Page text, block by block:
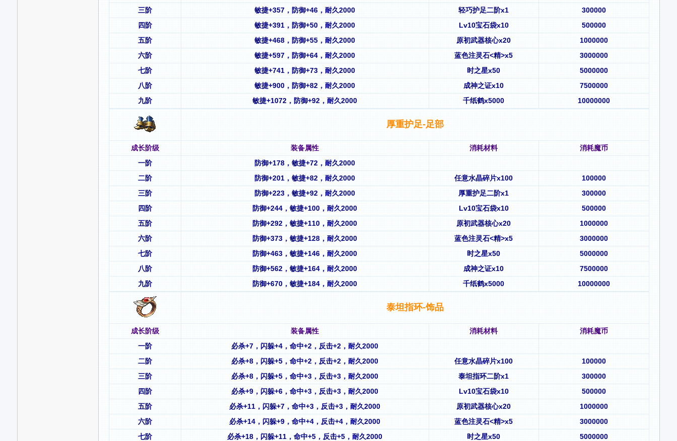
三阶
敏捷+357，防御+46，耐久2000 轻巧护足二阶x1
300000
四阶
敏捷+391，防御+50，耐久2000 Lv10宝石袋x10
500000
五阶
敏捷+468，防御+55，耐久2000 原初武器核心x20
1000000
六阶
敏捷+597，防御+64，耐久2000 蓝色注灵石<精>x5
3000000
七阶
敏捷+741，防御+73，耐久2000 时之星x50
5000000
八阶
敏捷+900，防御+82，耐久2000 成神之证x10
7500000
九阶
敏捷+1072，防御+92，耐久2000 千纸鹤x5000 10000000
厚重护足-足部
成长阶级 装备属性 消耗材料
消耗魔币
一阶
防御+178，敏捷+72，耐久2000
二阶
防御+201，敏捷+82，耐久2000 任意水晶碎片x100
100000
三阶
防御+223，敏捷+92，耐久2000 厚重护足二阶x1
300000
四阶
防御+244，敏捷+100，耐久2000 Lv10宝石袋x10
500000
五阶
防御+292，敏捷+110，耐久2000 原初武器核心x20
1000000
六阶
防御+373，敏捷+128，耐久2000 蓝色注灵石<精>x5
3000000
七阶
防御+463，敏捷+146，耐久2000 时之星x50
5000000
八阶
防御+562，敏捷+164，耐久2000 成神之证x10
7500000
九阶
防御+670，敏捷+184，耐久2000 千纸鹤x5000 10000000
泰坦指环-饰品
成长阶级 装备属性 消耗材料
消耗魔币
一阶
必杀+7，闪躲+4，命中+2，反击+2，耐久2000
二阶
必杀+8，闪躲+5，命中+2，反击+2，耐久2000 任意水晶碎片x100
100000
三阶
必杀+8，闪躲+5，命中+3，反击+3，耐久2000 泰坦指环二阶x1
300000
四阶
必杀+9，闪躲+6，命中+3，反击+3，耐久2000 Lv10宝石袋x10
500000
五阶
必杀+11，闪躲+7，命中+3，反击+3，耐久2000 原初武器核心x20
1000000
六阶
必杀+14，闪躲+9，命中+4，反击+4，耐久2000 蓝色注灵石<精>x5
3000000
七阶
必杀+18，闪躲+11，命中+5，反击+5，耐久2000 时之星x50
5000000